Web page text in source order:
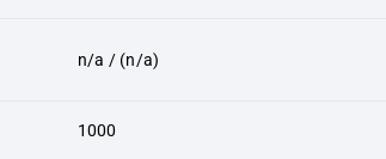
n/a / (n/a)
1000